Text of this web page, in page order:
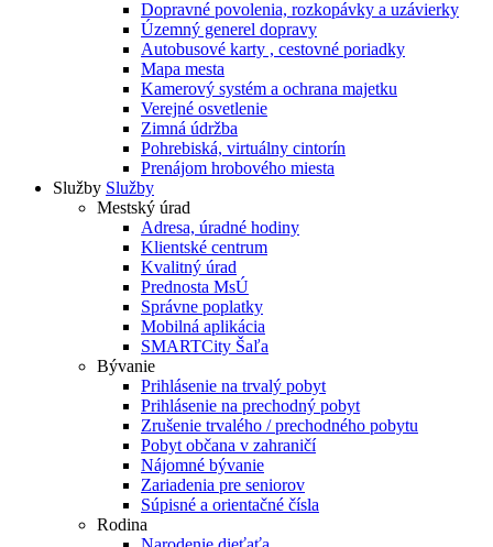
Dopravné povolenia, rozkopávky a uzávierky
Územný generel dopravy
Autobusové karty , cestovné poriadky
Mapa mesta
Kamerový systém a ochrana majetku
Verejné osvetlenie
Zimná údržba
Pohrebiská, virtuálny cintorín
Prenájom hrobového miesta
Služby Služby
Mestský úrad
Adresa, úradné hodiny
Klientské centrum
Kvalitný úrad
Prednosta MsÚ
Správne poplatky
Mobilná aplikácia
SMARTCity Šaľa
Bývanie
Prihlásenie na trvalý pobyt
Prihlásenie na prechodný pobyt
Zrušenie trvalého / prechodného pobytu
Pobyt občana v zahraničí
Nájomné bývanie
Zariadenia pre seniorov
Súpisné a orientačné čísla
Rodina